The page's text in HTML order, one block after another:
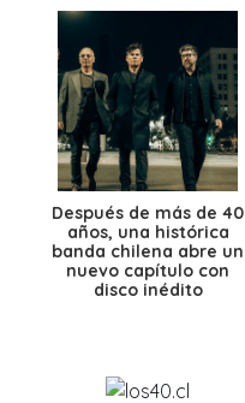
Después de más de 40
años, una histórica
banda chilena abre un
nuevo capítulo con
disco inédito